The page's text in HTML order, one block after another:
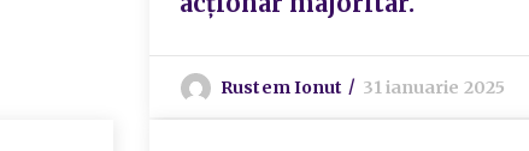
Rustem Ionut 31 ianuarie 2025